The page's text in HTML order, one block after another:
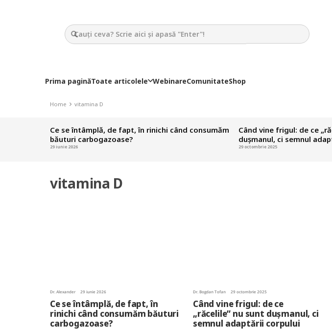
Prima paginăToate articolele WebinareComunitateShop
Home vitamina D
Ce se întâmplă, de fapt, în rinichi când consumăm
băuturi carbogazoase?
29 iunie 2026
Când vine frigul: de ce
dușmanul, ci semnul
29 octombrie 2025
vitamina D
Dr. Alexander 29 iunie 2026
Ce se întâmplă, de fapt, în
rinichi când consumăm băuturi
carbogazoase?
Dr. Bogdan Tofan 29 octombrie 2025
Când vine frigul: de ce
„răcelile” nu sunt dușmanul, ci
semnul adaptării corpului